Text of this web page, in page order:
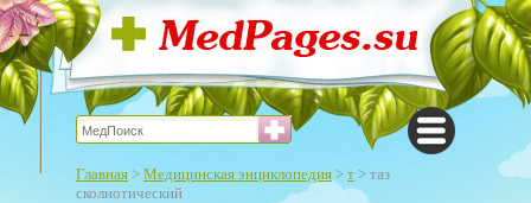
Главная > Медицинская энциклопедия > т > таз
сколиотический